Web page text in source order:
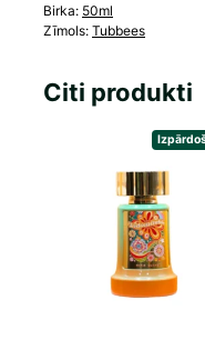
Birka: 50ml
Zīmols: Tubbees
Citi produkti